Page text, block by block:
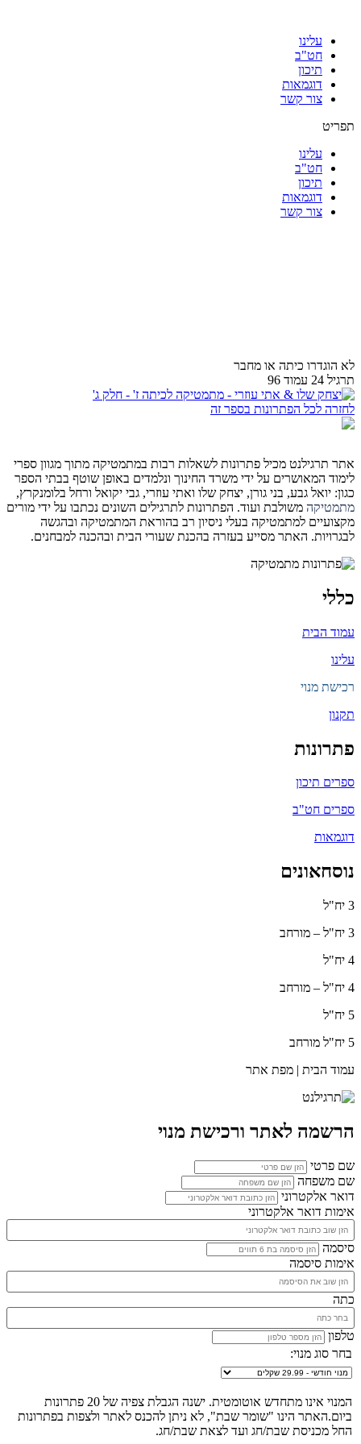
עלינו
חט"ב
תיכון
דוגמאות
צור קשר
תפריט
עלינו
חט"ב
תיכון
דוגמאות
צור קשר
לא הוגדרו כיתה או מחבר
תרגיל 24 עמוד 96
לחזרה לכל הפתרונות בספר זה
אתר תרגילנט מכיל פתרונות לשאלות רבות במתמטיקה מתוך מגוון ספרי
לימוד המאושרים על ידי משרד החינוך ונלמדים באופן שוטף בבתי הספר
כגון: יואל גבע, בני גורן, יצחק שלו ואתי עוזרי, גבי יקואל ורחל בלומנקרץ,
מתמטיקה משולבת ועוד. הפתרונות לתרגילים השונים נכתבו על ידי מורים
מקצועיים למתמטיקה בעלי ניסיון רב בהוראת המתמטיקה ובהגשה
לבגרויות. האתר מסייע בעזרה בהכנת שעורי הבית ובהכנה למבחנים.
כללי
עמוד הבית
עלינו
רכישת מנוי
תקנון
פתרונות
ספרים תיכון
ספרים חט"ב
דוגמאות
נוסחאונים
3 יח"ל
3 יח"ל – מורחב
4 יח"ל
4 יח"ל – מורחב
5 יח"ל
5 יח"ל מורחב
עמוד הבית | מפת אתר
הרשמה לאתר ורכישת מנוי
שם פרטי
שם משפחה
דואר אלקטרוני
אימות דואר אלקטרוני
סיסמה
אימות סיסמה
כתה
טלפון
בחר סוג מנוי:
המנוי אינו מתחדש אוטומטית. ישנה הגבלת צפיה של 20 פתרונות
ביום.האתר הינו "שומר שבת", לא ניתן להכנס לאתר ולצפות בפתרונות
החל מכניסת שבת/חג ועד לצאת שבת/חג.